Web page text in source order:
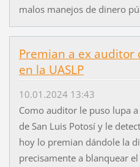
malos manejos de dinero
Premian a ex auditor
en la UASLP
10.01.2024 13:43
Como auditor le puso lupa
de San Luis Potosí y le
hoy lo premian dándole la
precisamente a blanquear